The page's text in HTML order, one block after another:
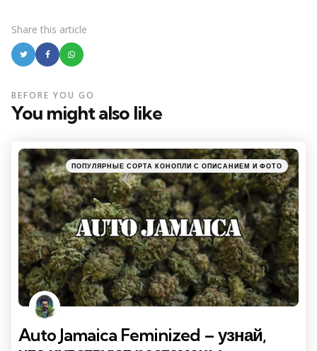
Share this article
You might also like
BEFORE YOU GO
Categories
Posted
in
ПОПУЛЯРНЫЕ СОРТА КОНОПЛИ С ОПИСАНИЕМ И ФОТО
Auto Jamaica Feminized – узнай,